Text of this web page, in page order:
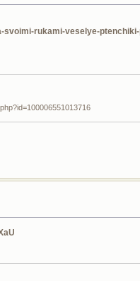
rukami-veselye-